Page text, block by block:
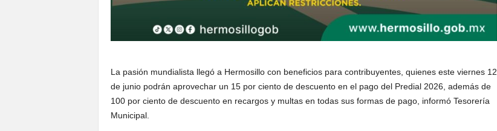
La pasión mundialista llegó a Hermosillo con beneficios para contribuyentes, quienes este viernes 12
de junio podrán aprovechar un 15 por ciento de descuento en el pago del Predial 2026, además de
100 por ciento de descuento en recargos y multas en todas sus formas de pago, informó Tesorería
Municipal.